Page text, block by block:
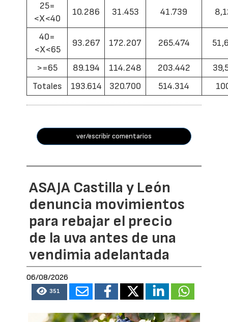
25=
<X<40
10.286 31.453 41.739
40=
<X<65
93.267 172.207 265.474
>=65 89.194 114.248 203.442
Totales
193.614 320.700 514.314
ver/escribir comentarios
ASAJA Castilla y León
denuncia movimientos
para rebajar el precio
de la uva antes de una
vendimia adelantada
06/08/2026
351